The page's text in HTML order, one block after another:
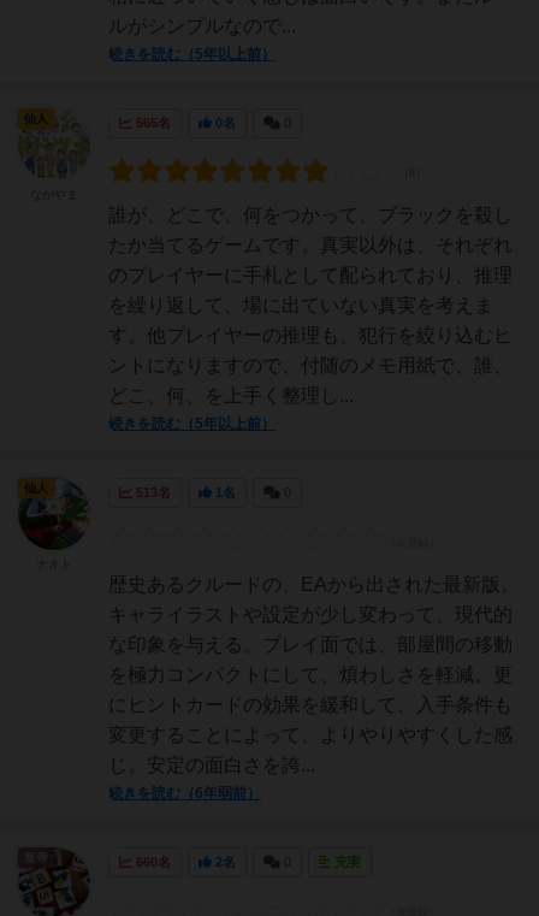
ルがシンプルなので...
続きを読む（5年以上前）
565名 0名
誰が、どこで、何をつかって、ブラックを殺し
たか当てるゲームです。真実以外は、それぞれ
のプレイヤーに手札として配られており、推理
を繰り返して、場に出ていない真実を考えま
す。他プレイヤーの推理も、犯行を絞り込むヒ
ントになりますので、付随のメモ用紙で、誰、
どこ、何、を上手く整理し...
続きを読む（5年以上前）
仙人
513名 1名
歴史あるクルードの、EAから出された最新版。
キャライラストや設定が少し変わって、現代的
な印象を与える。プレイ面では、部屋間の移動
を極力コンパクトにして、煩わしさを軽減。更
にヒントカードの効果を緩和して、入手条件も
変更することによって、よりやりやすくした感
じ。安定の面白さを誇...
続きを読む（6年弱前）
仙人
660名 2名 充実